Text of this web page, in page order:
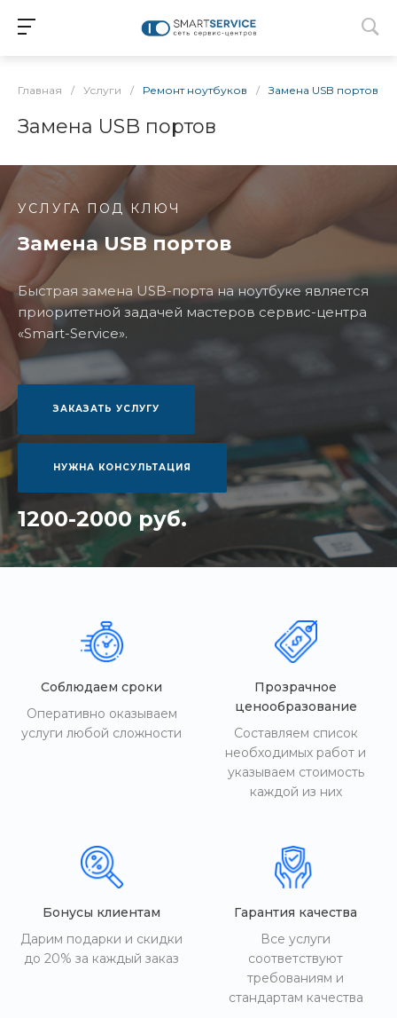
Главная / Услуги / Ремонт ноутбуков / Замена USB портов
Замена USB портов
УСЛУГА ПОД КЛЮЧ
Замена USB портов
Быстрая замена USB-порта на ноутбуке является
приоритетной задачей мастеров сервис-центра
«Smart-Service».
ЗАКАЗАТЬ УСЛУГУ
НУЖНА КОНСУЛЬТАЦИЯ
1200-2000 руб.
Соблюдаем сроки
Оперативно оказываем
услуги любой сложности
Прозрачное
ценообразование
Составляем список
необходимых работ и
указываем стоимость
каждой из них
Бонусы клиентам
Дарим подарки и скидки
до 20% за каждый заказ
Гарантия качества
Все услуги
соответствуют
требованиям и
стандартам качества